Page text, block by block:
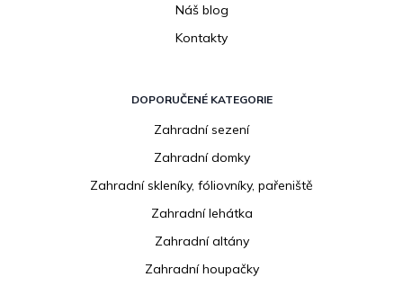
Náš blog
Kontakty
DOPORUČENÉ KATEGORIE
Zahradní sezení
Zahradní domky
Zahradní skleníky, fóliovníky, pařeniště
Zahradní lehátka
Zahradní altány
Zahradní houpačky